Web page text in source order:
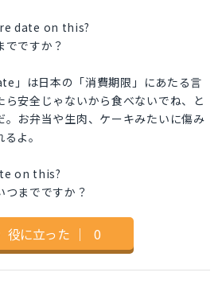
date on this?
でですか？
」は日本の「消費期限」にあたる言
ら安全じゃないから食べないでね、と
。お弁当や生肉、ケーキみたいに傷み
よ。
on this?
つまでですか？
役に立った ｜ 0